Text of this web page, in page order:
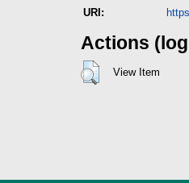
URI:
Actions
View Item